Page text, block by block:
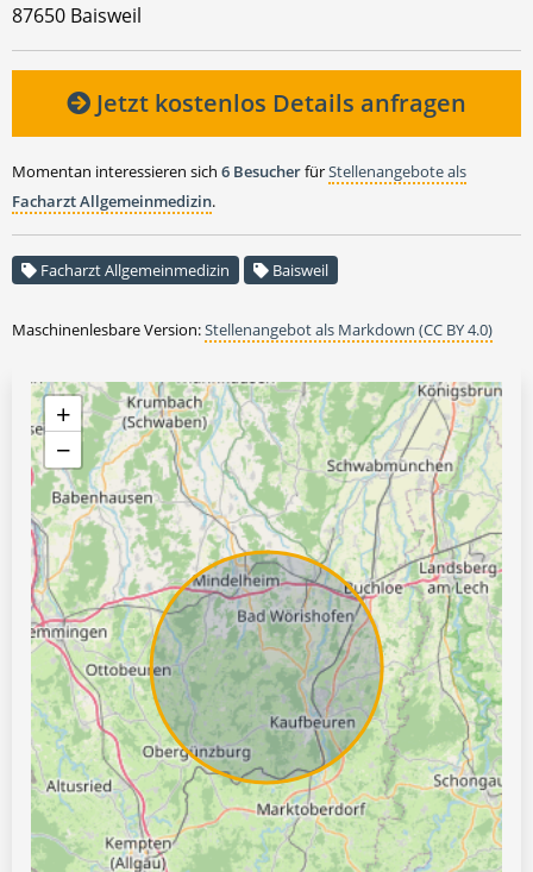
87650 Baisweil
Jetzt kostenlos Details anfragen
Momentan interessieren sich 6 BesucherfürStellenangebote als
Facharzt Allgemeinmedizin.
Facharzt Allgemeinmedizin Baisweil
Maschinenlesbare Version:Stellenangebot als Markdown (CC BY 4.0)
+
−